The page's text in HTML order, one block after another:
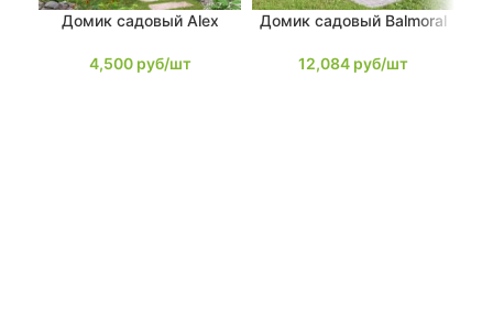
Домик садовый Alex
4,500 руб/шт
Домик садовый Balmoral
12,084 руб/шт